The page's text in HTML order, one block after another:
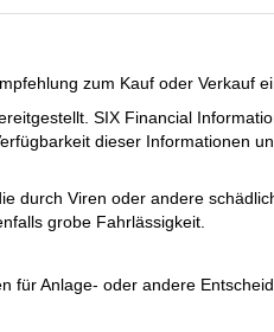
zum Kauf oder Verkauf
SIX Financial
dieser Informationen
durch Viren oder andere
grobe Fahrlässigkeit.
Anlage- oder andere